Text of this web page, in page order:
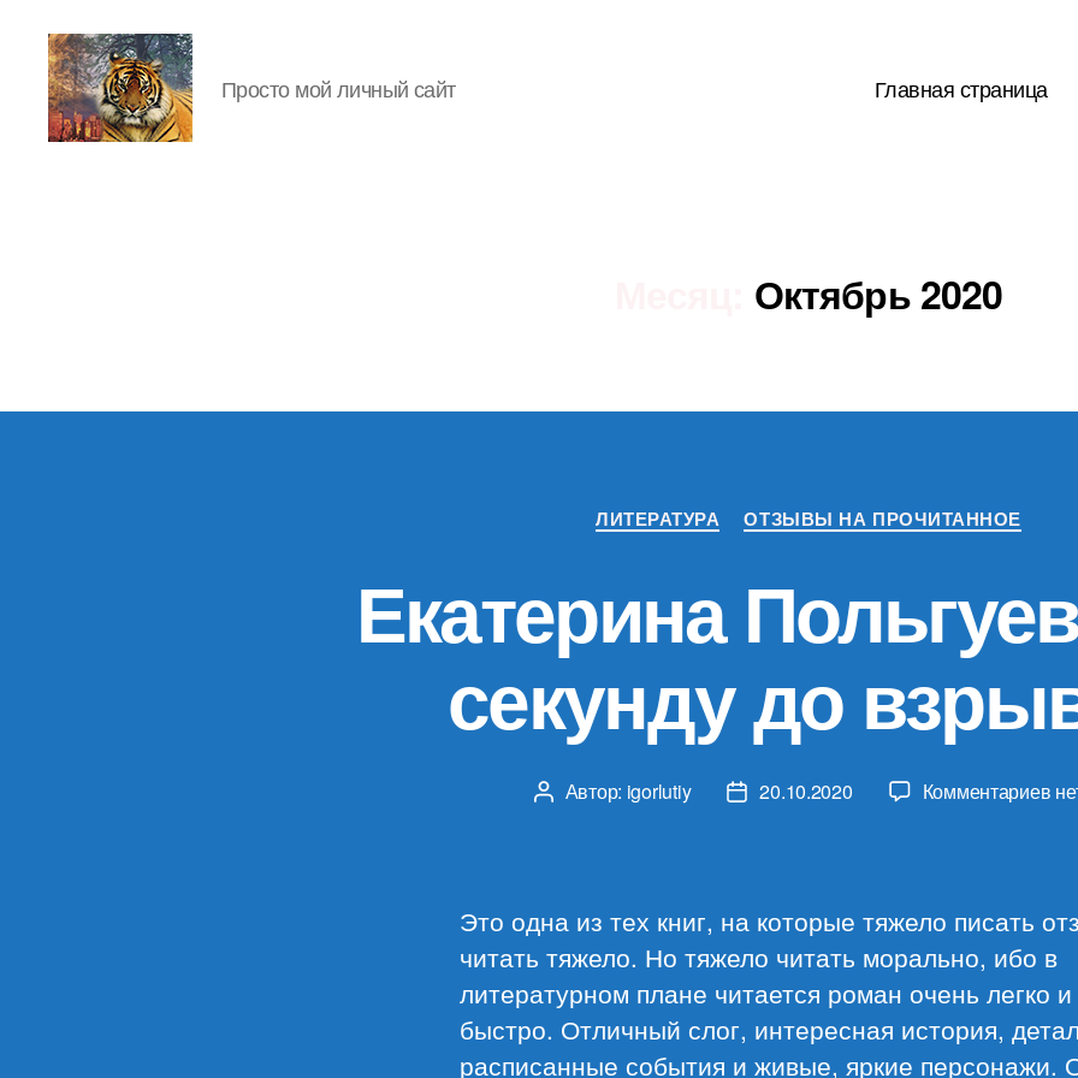
Просто мой личный сайт Главная страница
Октябрь 2020
Рубрики
ЛИТЕРАТУРА ОТЗЫВЫ НА ПРОЧИТАННОЕ
Екатерина
секунду до
Автор
Автор: igorlutiy
Дата20.10.2020 Комментариевк
до
Это одна из тех книг, на которые тяжело писать
читать тяжело. Но тяжело читать морально, ибо в
литературном плане читается роман очень легко и
быстро. Отличный слог, интересная история,
расписанные события и живые, яркие персонажи.